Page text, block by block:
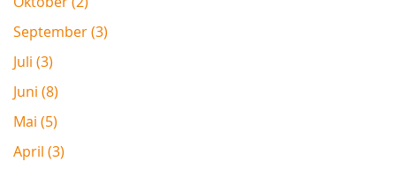
September (3)
Juli (3)
Juni (8)
Mai (5)
April (3)